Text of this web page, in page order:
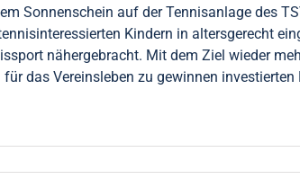
Sonnenschein auf der Tennisanlage des
Kindern in altersgerecht
nähergebracht. Mit dem Ziel wieder
das Vereinsleben zu gewinnen